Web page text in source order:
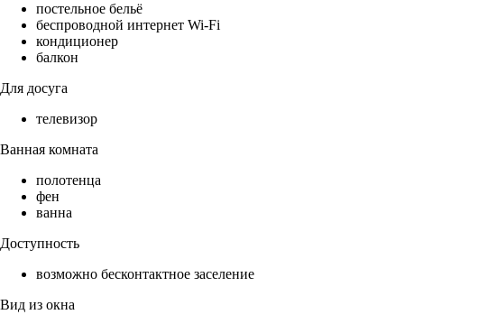
постельное бельё
беспроводной интернет Wi-Fi
кондиционер
балкон
Для досуга
телевизор
Ванная комната
полотенца
фен
ванна
Доступность
возможно бесконтактное заселение
Вид из окна